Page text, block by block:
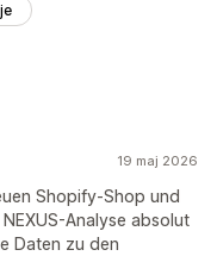
19 maj 2026
Shopify-Shop und
Analyse absolut
Daten zu den